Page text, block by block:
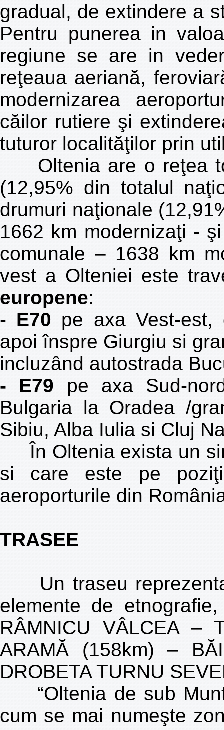
gradual, de extindere a
Pentru punerea in
regiune se are in
reţeaua aeriană,
modernizarea
căilor rutiere şi
tuturor localităţilor prin
Oltenia are o reţea
(12,95% din totalul
drumuri naţionale
1662 km modernizaţi -
comunale – 1638 km
vest a Olteniei este
europene:
- E70 pe axa Vest-est,
apoi înspre Giurgiu si
incluzând autostrada
- E79 pe axa Sud-
Bulgaria la Oradea /
Sibiu, Alba Iulia si Cluj
În Oltenia exista un
si care este pe
aeroporturile din
TRASEE
Un traseu
elemente de
RÂMNICU VÂLCEA –
ARAMĂ (158km) –
DROBETA TURNU
“Oltenia de sub
cum se mai numeşte